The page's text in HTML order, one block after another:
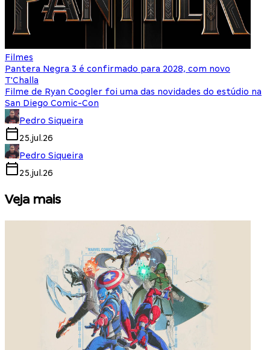
Filmes
Pantera Negra 3 é confirmado para 2028, com novo
T'Challa
Filme de Ryan Coogler foi uma das novidades do estúdio na
San Diego Comic-Con
Pedro Siqueira
25.jul.26
Pedro Siqueira
25.jul.26
Veja mais